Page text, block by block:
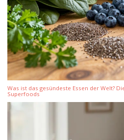
Was ist das gesündeste Essen der Welt?
Superfoods